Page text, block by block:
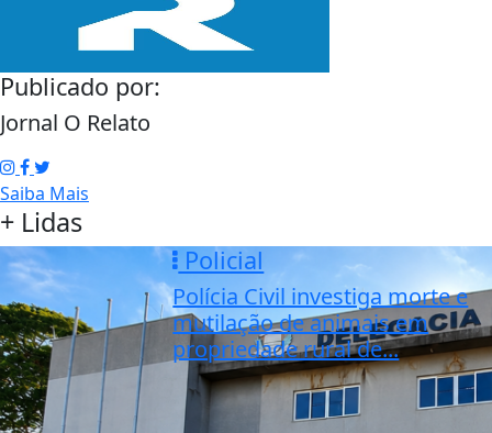
Publicado por:
Jornal O Relato
Saiba Mais
+ Lidas
Policial
Polícia Civil investiga morte e
mutilação de animais em
propriedade rural de...